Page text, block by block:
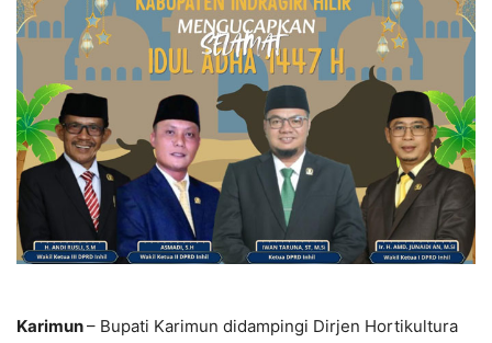
Karimun– Bupati Karimun didampingi Dirjen Hortikultura